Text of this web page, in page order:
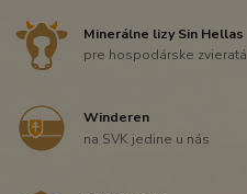
Minerálne lizy Sin Hellas
pre hospodárske zvieratá
Winderen
na SVK jedine u nás